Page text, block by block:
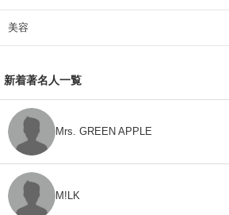
美容
新着著名人一覧
Mrs. GREEN APPLE
M!LK